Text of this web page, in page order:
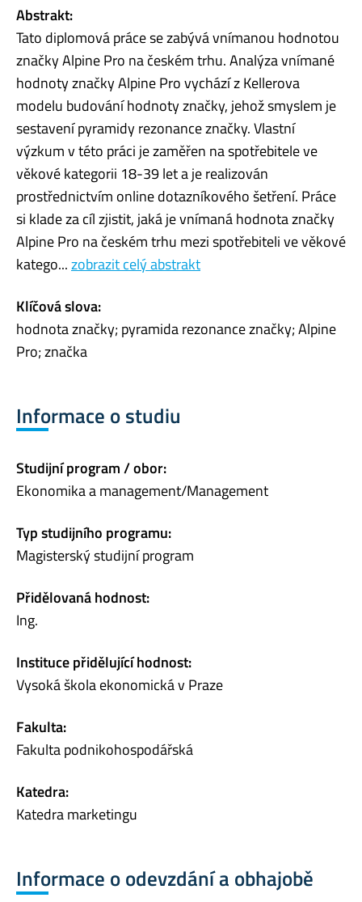
Abstrakt:
Tato diplomová práce se zabývá vnímanou hodnotou
značky Alpine Pro na českém trhu. Analýza vnímané
hodnoty značky Alpine Pro vychází z Kellerova
modelu budování hodnoty značky, jehož smyslem je
sestavení pyramidy rezonance značky. Vlastní
výzkum v této práci je zaměřen na spotřebitele ve
věkové kategorii 18-39 let a je realizován
prostřednictvím online dotazníkového šetření. Práce
si klade za cíl zjistit, jaká je vnímaná hodnota značky
Alpine Pro na českém trhu mezi spotřebiteli ve věkové
katego...zobrazit celý abstrakt
Klíčová slova:
hodnota značky; pyramida rezonance značky; Alpine
Pro; značka
Informace o studiu
Studijní program / obor:
Ekonomika a management/Management
Typ studijního programu:
Magisterský studijní program
Přidělovaná hodnost:
Ing.
Instituce přidělující hodnost:
Vysoká škola ekonomická v Praze
Fakulta:
Fakulta podnikohospodářská
Katedra:
Katedra marketingu
Informace o odevzdání a obhajobě